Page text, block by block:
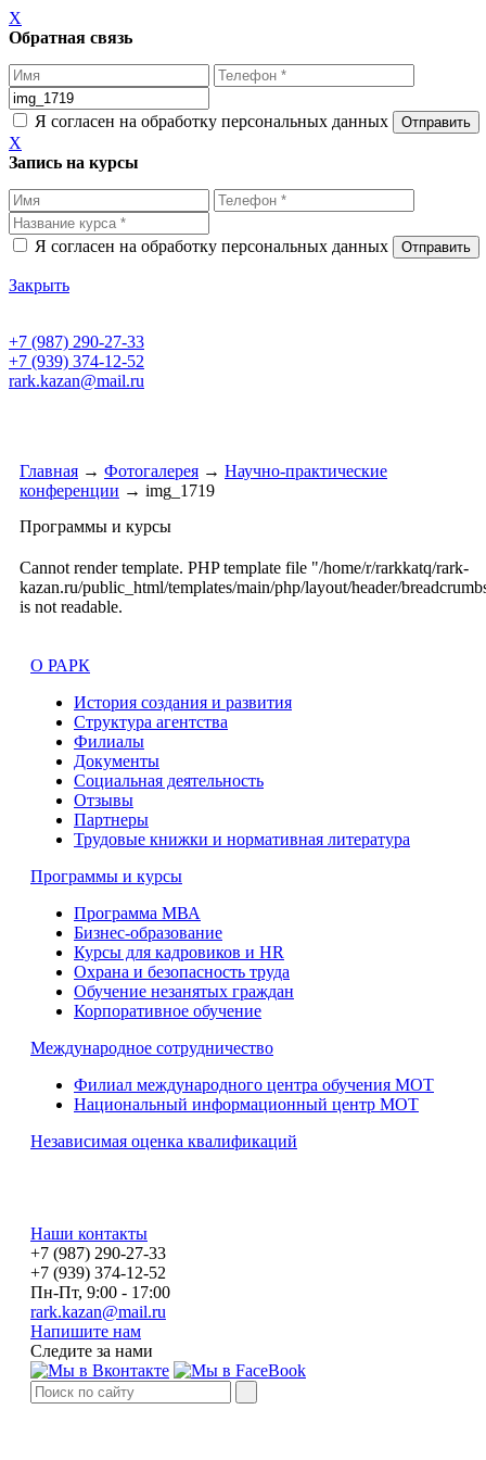
X
Обратная связь
Я согласен на обработку персональных данных
X
Запись на курсы
Я согласен на обработку персональных данных
Закрыть
+7 (987) 290-27-33
+7 (939) 374-12-52
rark.kazan@mail.ru
Главная → Фотогалерея → Научно-практические
конференции → img_1719
Программы и курсы
Cannot render template. PHP template file "/home/r/rarkkatq/rark-
kazan.ru/public_html/templates/main/php/layout/header/
is not readable.
О РАРК
История создания и развития
Структура агентства
Филиалы
Документы
Социальная деятельность
Отзывы
Партнеры
Трудовые книжки и нормативная литература
Программы и курсы
Программа МВА
Бизнес-образование
Курсы для кадровиков и HR
Охрана и безопасность труда
Обучение незанятых граждан
Корпоративное обучение
Международное сотрудничество
Филиал международного центра обучения МОТ
Национальный информационный центр МОТ
Независимая оценка квалификаций
Наши контакты
+7 (987) 290-27-33
+7 (939) 374-12-52
Пн-Пт, 9:00 - 17:00
rark.kazan@mail.ru
Напишите нам
Следите за нами